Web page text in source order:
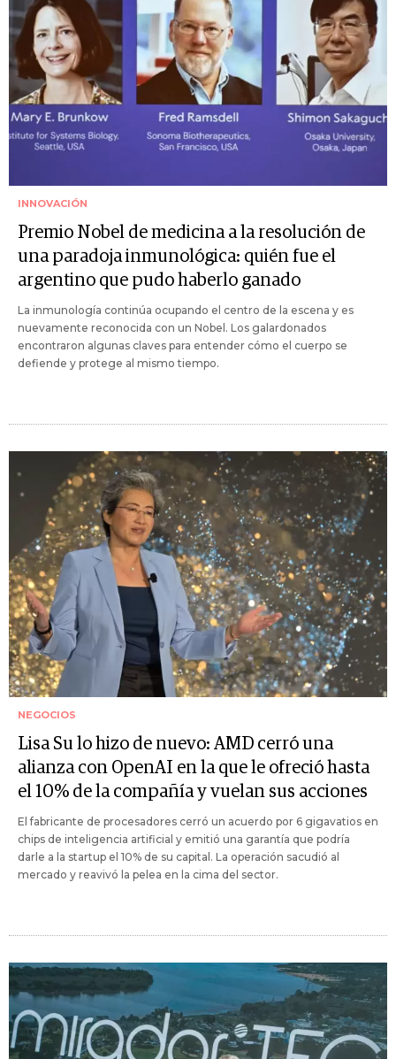
INNOVACIÓN
Premio Nobel de medicina a la resolución de
una paradoja inmunológica: quién fue el
argentino que pudo haberlo ganado
La inmunología continúa ocupando el centro de la escena y es
nuevamente reconocida con un Nobel. Los galardonados
encontraron algunas claves para entender cómo el cuerpo se
defiende y protege al mismo tiempo.
NEGOCIOS
Lisa Su lo hizo de nuevo: AMD cerró una
alianza con OpenAI en la que le ofreció hasta
el 10% de la compañía y vuelan sus acciones
El fabricante de procesadores cerró un acuerdo por 6 gigavatios en
chips de inteligencia artificial y emitió una garantía que podría
darle a la startup el 10% de su capital. La operación sacudió al
mercado y reavivó la pelea en la cima del sector.